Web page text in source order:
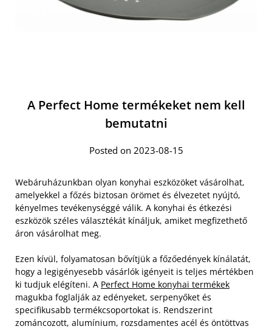
A Perfect Home termékeket nem kell
bemutatni
Posted on 2023-08-15
Webáruházunkban olyan konyhai eszközöket vásárolhat,
amelyekkel a főzés biztosan örömet és élvezetet nyújtó,
kényelmes tevékenységgé válik. A konyhai és étkezési
eszközök széles választékát kínáljuk, amiket megfizethető
áron vásárolhat meg.
Ezen kívül, folyamatosan bővítjük a főzőedények kínálatát,
hogy a legigényesebb vásárlók igényeit is teljes mértékben
ki tudjuk elégíteni. A Perfect Home konyhai termékek
magukba foglalják az edényeket, serpenyőket és
specifikusabb termékcsoportokat is. Rendszerint
zománcozott, alumínium, rozsdamentes acél és öntöttvas